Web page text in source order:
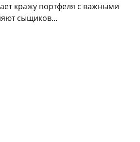
кражу портфеля с важными
сыщиков...